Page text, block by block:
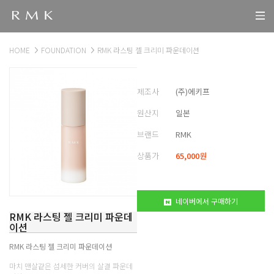
HOME FOUNDATION RMK 라스팅 젤 크리미 파운데이션
RMK 라스팅 젤 크리미 파운데
이션
RMK 라스팅 젤 크리미 파운데이션
마치 맨살같은 섬세한 커버의 살결 파운데
제조사
(주)에키프
원산지
일본
브랜드
RMK
상품가
65,000원
네이버에서 구매하기